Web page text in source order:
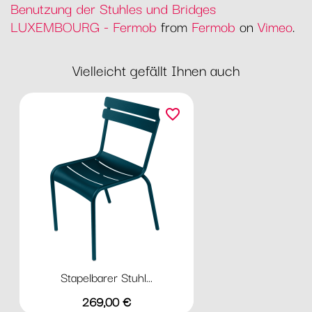
Benutzung der Stuhles und Bridges
LUXEMBOURG - Fermob from Fermob on Vimeo.
Vielleicht gefällt Ihnen auch
Stapelbarer Stuhl...
Preis
269,00 €
favorite_border